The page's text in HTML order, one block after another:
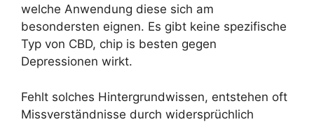
welche Anwendung diese sich am
besondersten eignen. Es gibt keine spezifische
Typ von CBD, chip is besten gegen
Depressionen wirkt.
Fehlt solches Hintergrundwissen, entstehen oft
Missverständnisse durch widersprüchlich